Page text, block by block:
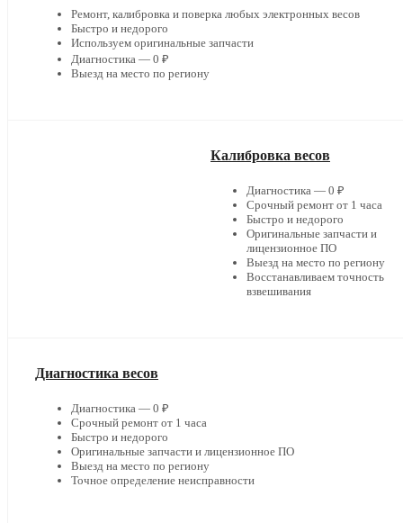
Ремонт, калибровка и поверка любых электронных весов
Быстро и недорого
Используем оригинальные запчасти
Диагностика — 0 ₽
Выезд на место по региону
Калибровка весов
Диагностика — 0 ₽
Срочный ремонт от 1 часа
Быстро и недорого
Оригинальные запчасти и
лицензионное ПО
Выезд на место по региону
Восстанавливаем точность
взвешивания
Диагностика весов
Диагностика — 0 ₽
Срочный ремонт от 1 часа
Быстро и недорого
Оригинальные запчасти и лицензионное ПО
Выезд на место по региону
Точное определение неисправности